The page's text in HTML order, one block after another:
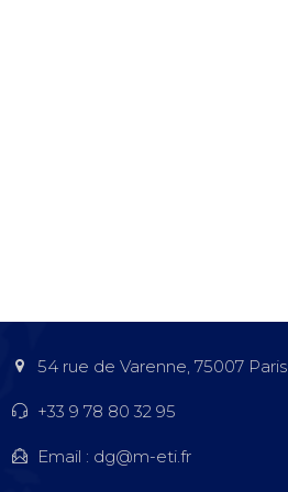
54 rue de Varenne, 75007 Paris
+33 9 78 80 32 95
Email : dg@m-eti.fr